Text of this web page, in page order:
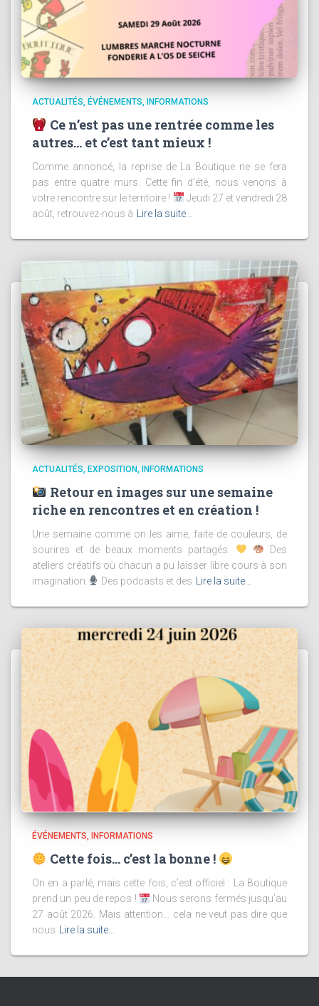
ACTUALITÉS ÉVÉNEMENTS INFORMATIONS
Ce n’est pas une rentrée comme les
autres… et c’est tant mieux !
Comme annoncé, la reprise de La Boutique ne se fera
pas entre quatre murs. Cette fin d’été, nous venons à
votre rencontre sur le territoire !
Jeudi 27 et vendredi 28
août, retrouvez-nous à
Lire la suite…
ACTUALITÉS EXPOSITION INFORMATIONS
Retour en images sur une semaine
riche en rencontres et en création !
Une semaine comme on les aime, faite de couleurs, de
sourires et de beaux moments partagés.
Des
ateliers créatifs où chacun a pu laisser libre cours à son
imagination.
Des podcasts et des Lire la suite…
ÉVÉNEMENTS INFORMATIONS
Cette fois… c’est la bonne !
On en a parlé, mais cette fois, c’est officiel : La Boutique
prend un peu de repos !
Nous serons fermés jusqu’au
27 août 2026. Mais attention… cela ne veut pas dire que
nous Lire la suite…